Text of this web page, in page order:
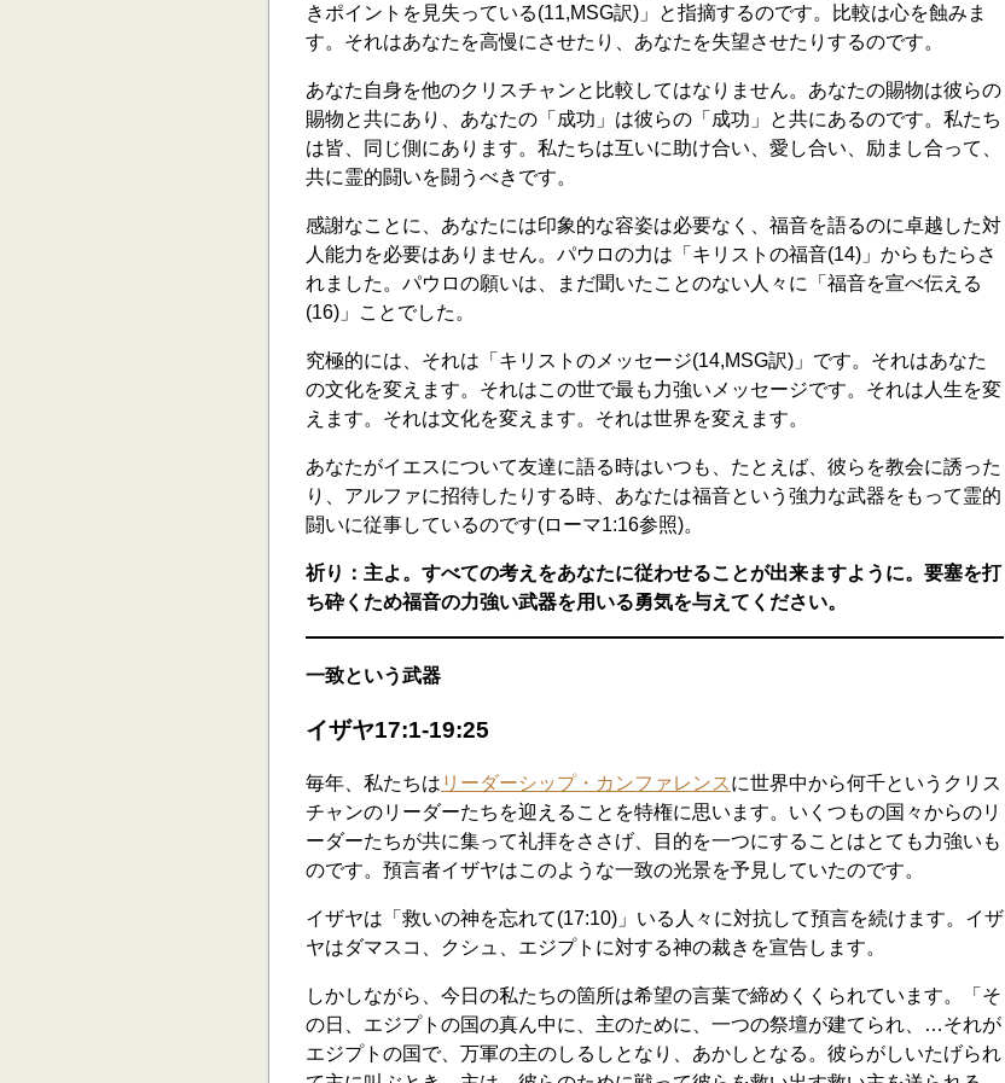
きポイントを見失っている(11,MSG訳)」と指摘するのです。比較は心を蝕みま
す。それはあなたを高慢にさせたり、あなたを失望させたりするのです。
あなた自身を他のクリスチャンと比較してはなりません。あなたの賜物は彼らの
賜物と共にあり、あなたの「成功」は彼らの「成功」と共にあるのです。私たち
は皆、同じ側にあります。私たちは互いに助け合い、愛し合い、励まし合って、
共に霊的闘いを闘うべきです。
感謝なことに、あなたには印象的な容姿は必要なく、福音を語るのに卓越した対
人能力を必要はありません。パウロの力は「キリストの福音(14)」からもたらさ
れました。パウロの願いは、まだ聞いたことのない人々に「福音を宣べ伝える
(16)」ことでした。
究極的には、それは「キリストのメッセージ(14,MSG訳)」です。それはあなた
の文化を変えます。それはこの世で最も力強いメッセージです。それは人生を変
えます。それは文化を変えます。それは世界を変えます。
あなたがイエスについて友達に語る時はいつも、たとえば、彼らを教会に誘った
り、アルファに招待したりする時、あなたは福音という強力な武器をもって霊的
闘いに従事しているのです(ローマ1:16参照)。
祈り：主よ。すべての考えをあなたに従わせることが出来ますように。要塞を打
ち砕くため福音の力強い武器を用いる勇気を与えてください。
一致という武器
イザヤ17:1-19:25
毎年、私たちは リーダーシップ・カンファレンス に世界中から何千というクリス
チャンのリーダーたちを迎えることを特権に思います。いくつもの国々からのリ
ーダーたちが共に集って礼拝をささげ、目的を一つにすることはとても力強いも
のです。預言者イザヤはこのような一致の光景を予見していたのです。
イザヤは「救いの神を忘れて(17:10)」いる人々に対抗して預言を続けます。イザ
ヤはダマスコ、クシュ、エジプトに対する神の裁きを宣告します。
しかしながら、今日の私たちの箇所は希望の言葉で締めくくられています。「そ
の日、エジプトの国の真ん中に、主のために、一つの祭壇が建てられ、…それが
エジプトの国で、万軍の主のしるしとなり、あかしとなる。彼らがしいたげられ